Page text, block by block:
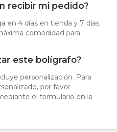
recibir mi pedido?
en 4 días en tienda y 7 días
comodidad para
este bolígrafo?
personalización. Para
por favor
el formulario en la